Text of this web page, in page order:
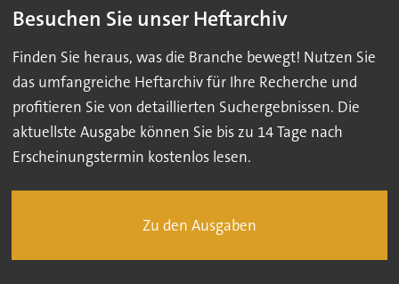
Besuchen Sie unser Heftarchiv
Finden Sie heraus, was die Branche bewegt! Nutzen Sie
das umfangreiche Heftarchiv für Ihre Recherche und
profitieren Sie von detaillierten Suchergebnissen. Die
aktuellste Ausgabe können Sie bis zu 14 Tage nach
Erscheinungstermin kostenlos lesen.
Zu den Ausgaben